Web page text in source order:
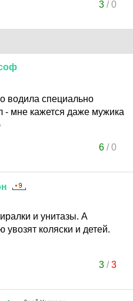
3/0
водила специально
- мне кажется даже мужика
6/0
и унитазы. А
коляски и детей.
3/3